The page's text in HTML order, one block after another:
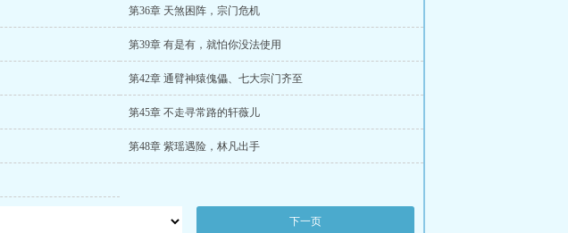
第36章 天煞困阵，宗门危机
第39章 有是有，就怕你没法使用
第42章 通臂神猿傀儡、七大宗门齐至
第45章 不走寻常路的轩薇儿
第48章 紫瑶遇险，林凡出手
下一页